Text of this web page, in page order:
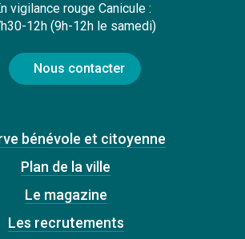
vigilance rouge Canicule :
12h (9h-12h le samedi)
Nous contacter
bénévole et citoyenne
Plan de la ville
Le magazine
Les recrutements